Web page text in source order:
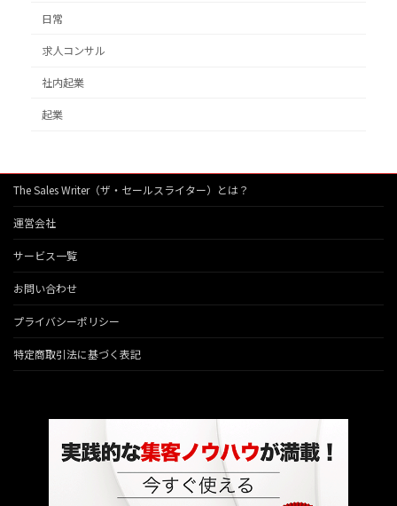
日常
求人コンサル
社内起業
起業
The Sales Writer（ザ・セールスライター）とは？
運営会社
サービス一覧
お問い合わせ
プライバシーポリシー
特定商取引法に基づく表記